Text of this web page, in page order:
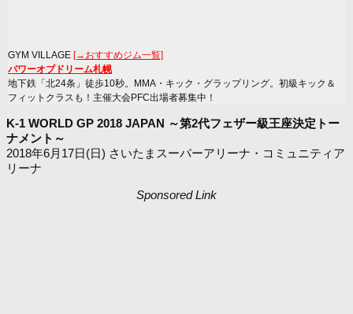
GYM VILLAGE [→おすすめジム一覧]
パワーオブドリーム札幌
地下鉄「北24条」徒歩10秒。MMA・キック・グラップリング。初級キック＆
フィットクラスも！主催大会PFC出場者募集中！
K-1 WORLD GP 2018 JAPAN ～第2代フェザー級王座決定トー
ナメント～
2018年6月17日(日) さいたまスーパーアリーナ・コミュニティア
リーナ
Sponsored Link